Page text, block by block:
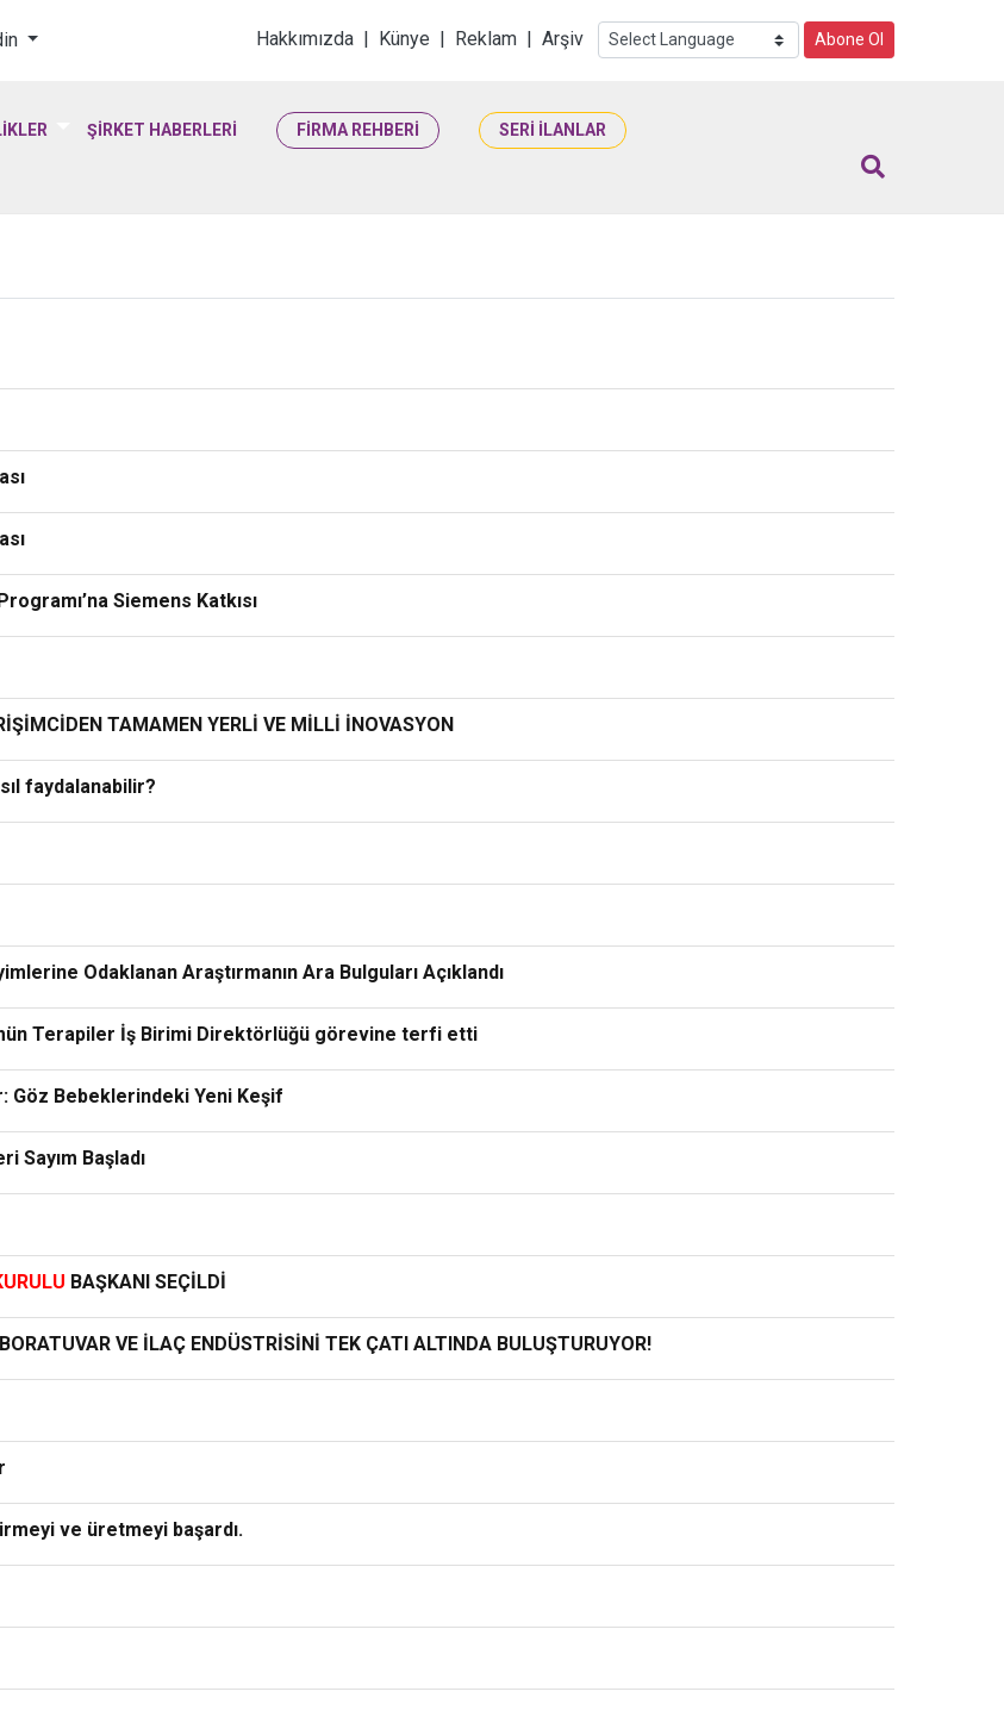
& Yaşam Bilimleri
Hakkımızda | Künye | Reklam | Arşiv Abone Ol
ŞİRKET HABERLERİ FİRMA REHBERİ SERİ İLANLAR
Siemens Katkısı
TAMAMEN YERLİ VE MİLLİ İNOVASYON
faydalanabilir?
Odaklanan Araştırmanın Ara Bulguları Açıklandı
Terapiler İş Birimi Direktörlüğü görevine terfi etti
Göz Bebeklerindeki Yeni Keşif
Sayım Başladı
BAŞKANI SEÇİLDİ
VE İLAÇ ENDÜSTRİSİNİ TEK ÇATI ALTINDA BULUŞTURUYOR!
ve üretmeyi başardı.